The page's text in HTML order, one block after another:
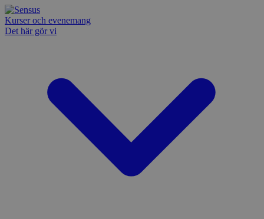
Kurser och evenemang
Det här gör vi